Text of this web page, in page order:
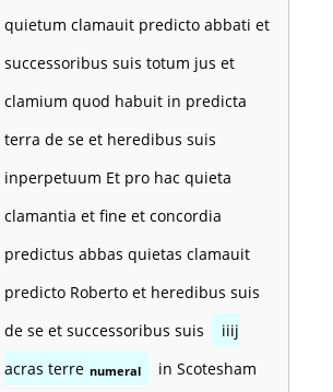
quietum clamauit predicto abbati et
successoribus suis totum jus et
clamium quod habuit in predicta
terra de se et heredibus suis
inperpetuum Et pro hac quieta
clamantia et fine et concordia
predictus abbas quietas clamauit
predicto Roberto et heredibus suis
de se et successoribus suis
iiij
acras terre numeral in Scotesham